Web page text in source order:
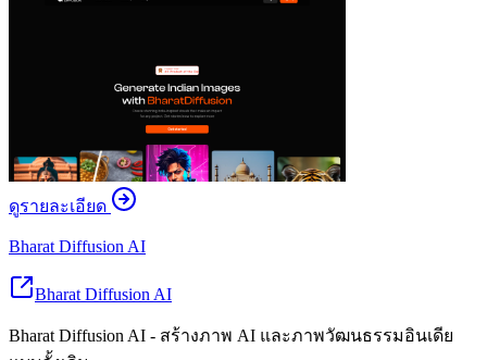
ดูรายละเอียด
Bharat Diffusion AI
Bharat Diffusion AI
Bharat Diffusion AI - สร้างภาพ AI และภาพวัฒนธรรมอินเดีย